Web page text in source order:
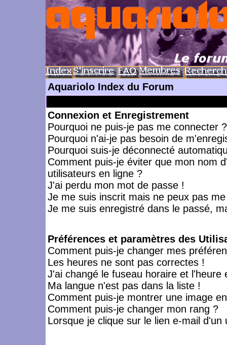
Aquariolo Index du Forum
Connexion et Enregistrement
Pourquoi ne puis-je pas me connecter ?
Pourquoi n'ai-je pas besoin de
Pourquoi suis-je déconnecté
Comment puis-je éviter que mon nom
utilisateurs en ligne ?
J'ai perdu mon mot de passe !
Je me suis inscrit mais ne peux pas
Je me suis enregistré dans le passé,
Préférences et paramètres des
Comment puis-je changer mes
Les heures ne sont pas correctes !
J'ai changé le fuseau horaire et l'heure
Ma langue n'est pas dans la liste !
Comment puis-je montrer une image
Comment puis-je changer mon rang ?
Lorsque je clique sur le lien e-mail